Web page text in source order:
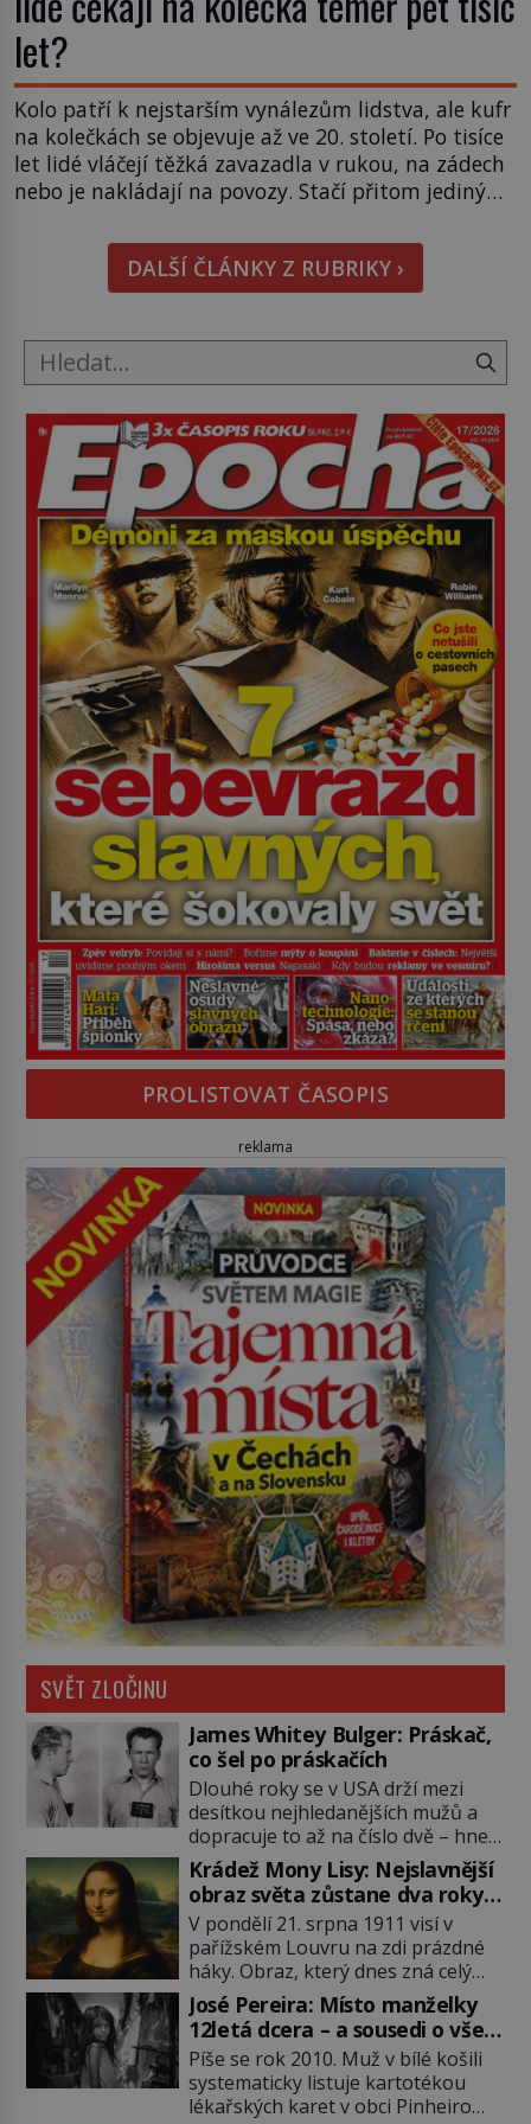
let?
Kolo patří k nejstarším vynálezům lidstva, ale kufr
na kolečkách se objevuje až ve 20. století. Po tisíce
let lidé vláčejí těžká zavazadla v rukou, na zádech
nebo je nakládají na povozy. Stačí přitom jediný
nikdo dlouho nedostane. Až jednou se na letišti
ozve věta, která změní […]
DALŠÍ ČLÁNKY Z RUBRIKY ›
PROLISTOVAT ČASOPIS
reklama
SVĚT ZLOČINU
James Whitey Bulger: Práskač,
co šel po práskačích
Dlouhé roky se v USA drží mezi
desítkou nejhledanějších mužů a
dopracuje to až na číslo dvě – hned
po Usámovi bin Ládinovi (1957–
2011). To je James „Whitey“ Bulger
(1929–2018) viněný ze spoluúčasti
na 19 vraždách, vydírání a lichvy. A
samozřejmě, krom toho je ještě
drogový dealer, který neváhá
odstranit z cesty všechny práskače,
zatímco […]
Krádež Mony Lisy: Nejslavnější
obraz světa zůstane dva roky
nezvěstný
V pondělí 21. srpna 1911 visí v
pařížském Louvru na zdi prázdné
háky. Obraz, který dnes zná celý
svět, je pryč. Zpočátku si nikdo
nemyslí, že jde o krádež.
Zaměstnanci jsou přesvědčeni, že
Mona Lisa je jen v restaurátorské
dílně nebo u fotografa. Když se
ukáže pravda, propukne jeden z
José Pereira: Místo manželky
12letá dcera – a sousedi o všem
vědí!
Píše se rok 2010. Muž v bílé košili
systematicky listuje kartotékou
lékařských karet v obci Pinheiro